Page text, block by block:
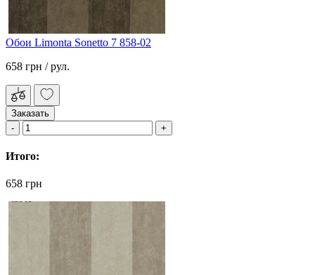
Обои Limonta Sonetto 7 858-02
658 грн / рул.
Заказать
Итого:
658 грн